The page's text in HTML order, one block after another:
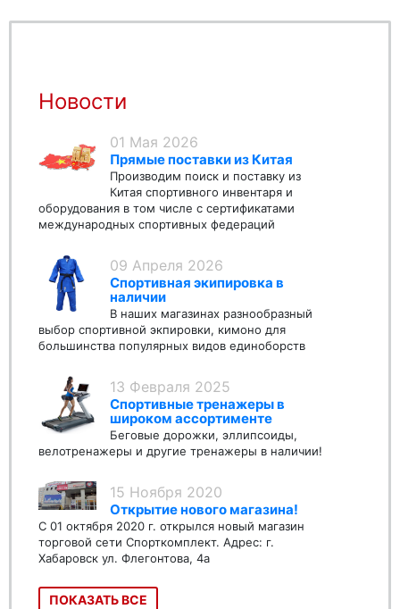
Новости
01 Мая 2026
Прямые поставки из Китая
Производим поиск и поставку из
Китая спортивного инвентаря и
оборудования в том числе с сертификатами
международных спортивных федераций
09 Апреля 2026
Спортивная экипировка в
наличии
В наших магазинах разнообразный
выбор спортивной экпировки, кимоно для
большинства популярных видов единоборств
13 Февраля 2025
Спортивные тренажеры в
широком ассортименте
Беговые дорожки, эллипсоиды,
велотренажеры и другие тренажеры в наличии!
15 Ноября 2020
Открытие нового магазина!
С 01 октября 2020 г. открылся новый магазин
торговой сети Спорткомплект. Адрес: г.
Хабаровск ул. Флегонтова, 4а
ПОКАЗАТЬ ВСЕ